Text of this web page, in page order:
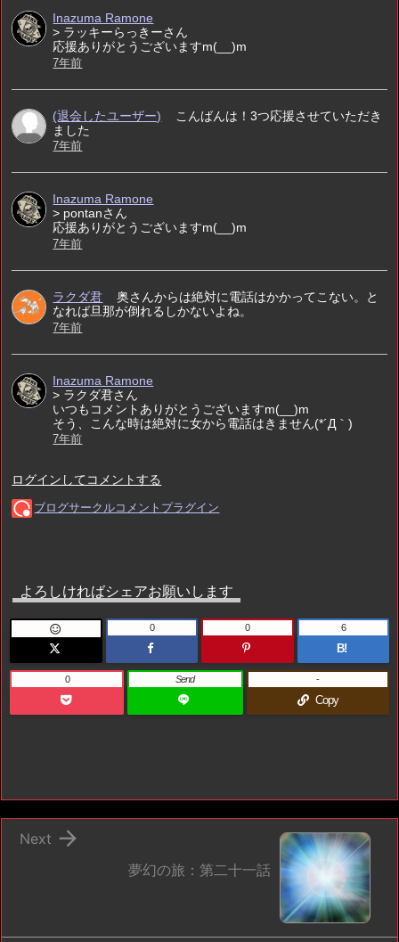
よろしければシェアお願いします
 0 0
B!
6
0 Send
Copy
-
夢幻の旅：第二十一話

Next